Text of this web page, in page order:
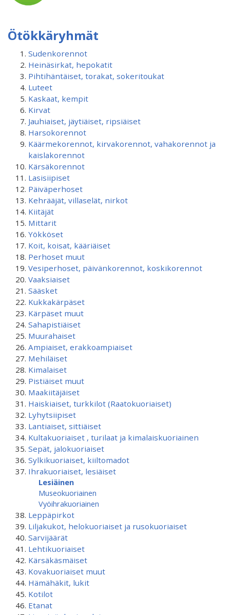
Ötökkäryhmät
Sudenkorennot
Heinäsirkat, hepokatit
Pihtihäntäiset, torakat, sokeritoukat
Luteet
Kaskaat, kempit
Kirvat
Jauhiaiset, jäytiäiset, ripsiäiset
Harsokorennot
Käärmekorennot, kirvakorennot, vahakorennot ja
kaislakorennot
Kärsäkorennot
Lasisiipiset
Päiväperhoset
Kehrääjät, villaselät, nirkot
Kiitäjät
Mittarit
Yökköset
Koit, koisat, kääriäiset
Perhoset muut
Vesiperhoset, päivänkorennot, koskikorennot
Vaaksiaiset
Sääsket
Kukkakärpäset
Kärpäset muut
Sahapistiäiset
Muurahaiset
Ampiaiset, erakkoampiaiset
Mehiläiset
Kimalaiset
Pistiäiset muut
Maakiitäjäiset
Haiskiaiset, turkkilot (Raatokuoriaiset)
Lyhytsiipiset
Lantiaiset, sittiäiset
Kultakuoriaiset , turilaat ja kimalaiskuoriainen
Sepät, jalokuoriaiset
Sylkikuoriaiset, kiiltomadot
Ihrakuoriaiset, lesiäiset
Lesiäinen
Museokuoriainen
Vyöihrakuoriainen
Leppäpirkot
Liljakukot, helokuoriaiset ja rusokuoriaiset
Sarvijäärät
Lehtikuoriaiset
Kärsäkäsmäiset
Kovakuoriaiset muut
Hämähäkit, lukit
Kotilot
Etanat